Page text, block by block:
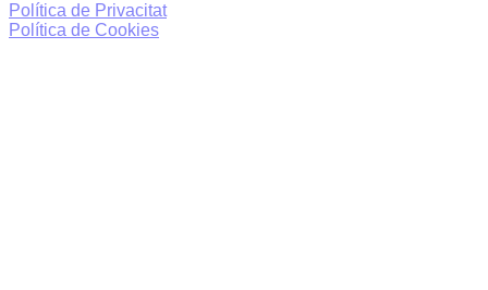
Política de Privacitat
Política de Cookies